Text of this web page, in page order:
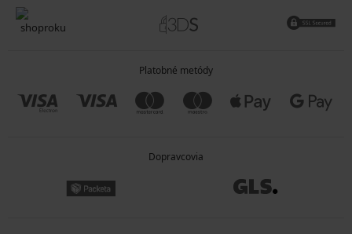
Platobné metódy
Dopravcovia